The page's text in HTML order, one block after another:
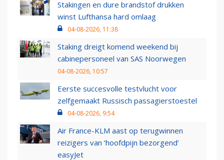
Stakingen en dure brandstof drukken
winst Lufthansa hard omlaag
04-08-2026, 11:38
Staking dreigt komend weekend bij
cabinepersoneel van SAS Noorwegen
04-08-2026, 10:57
Eerste succesvolle testvlucht voor
zelfgemaakt Russisch passagierstoestel
04-08-2026, 9:54
Air France-KLM aast op terugwinnen
reizigers van ‘hoofdpijn bezorgend’
easyJet